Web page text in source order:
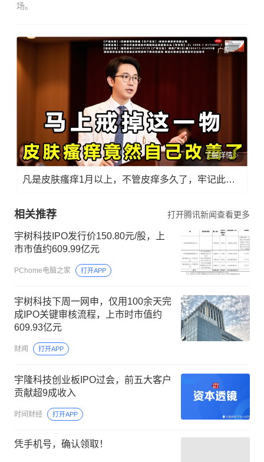
场。
广告
了解详情
凡是皮肤瘙痒1月以上，不管皮痒多久了，牢记此法，快！准！狠！
相关推荐 打开腾讯新闻查看更多
宇树科技IPO发行价150.80元/股，上
市市值约609.99亿元
PChome电脑之家 打开APP
宇树科技下周一网申，仅用100余天完
成IPO关键审核流程，上市时市值约
609.93亿元
财闻 打开APP
宇隆科技创业板IPO过会，前五大客户
贡献超9成收入
时间财经 打开APP
凭手机号，确认领取！